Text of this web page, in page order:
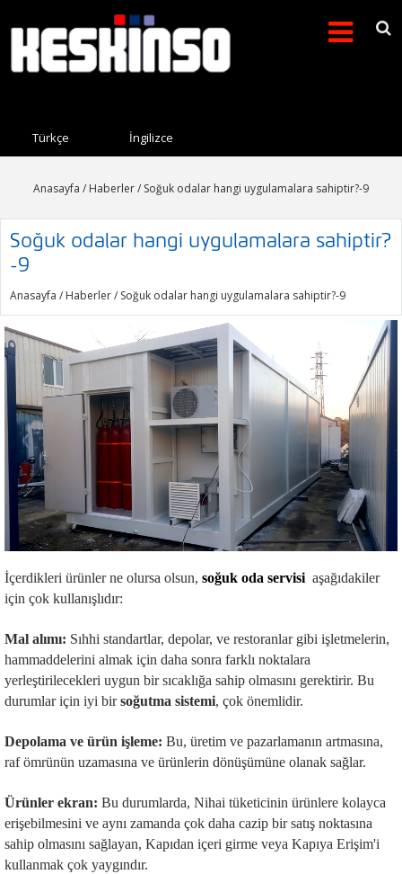
Arama formu
Türkçe İngilizce
Anasayfa / Haberler/ Soğuk odalar hangi uygulamalara sahiptir?-9
Soğuk odalar hangi uygulamalara sahiptir?
-9
Anasayfa / Haberler/ Soğuk odalar hangi uygulamalara sahiptir?-9
İçerdikleri ürünler ne olursa olsun, soğuk oda servisi aşağıdakiler
için çok kullanışlıdır:
Mal alımı: Sıhhi standartlar, depolar, ve restoranlar gibi işletmelerin,
hammaddelerini almak için daha sonra farklı noktalara
yerleştirilecekleri uygun bir sıcaklığa sahip olmasını gerektirir. Bu
durumlar için iyi birsoğutma sistemi, çok önemlidir.
Depolama ve ürün işleme: Bu, üretim ve pazarlamanın artmasına,
raf ömrünün uzamasına ve ürünlerin dönüşümüne olanak sağlar.
Ürünler ekran: Bu durumlarda, Nihai tüketicinin ürünlere kolayca
erişebilmesini ve aynı zamanda çok daha cazip bir satış noktasına
sahip olmasını sağlayan, Kapıdan içeri girme veya Kapıya Erişim'i
kullanmak çok yaygındır.